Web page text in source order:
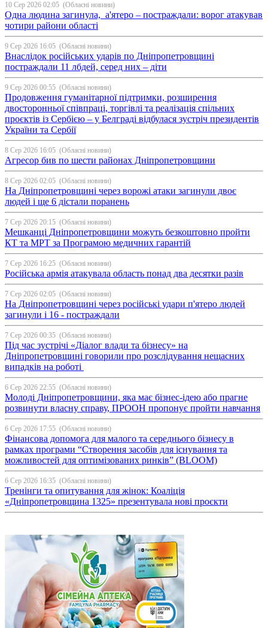
10 Сер 2026 02:05 (Обласні новини)
Одна людина загинула, а'ятеро – постраждали: ворог атакував
чотири райони області
9 Сер 2026 16:05 (Обласні новини)
Внаслідок російських ударів по Дніпропетровщині
постраждали 11 лбдей, серед них – діти
9 Сер 2026 00:55 (Обласні новини)
Продовження гуманітарної підтримки, розширення
двосторонньої співпраці, торгівлі та реалізація спільних
проєктів із Сербією – у Белграді відбулася зустріч президентів
України та Сербії
8 Сер 2026 16:05 (Обласні новини)
Агресор бив по шести районах Дніпропетровщини
8 Сер 2026 02:05 (Обласні новини)
На Дніпропетровщині через ворожі атаки загинули двоє
людей і ще 6 дістали поранень
7 Сер 2026 20:15 (Обласні новини)
Мешканці Дніпропетровщини можуть безкоштовно пройти
КТ та МРТ за Програмою медичних гарантій
7 Сер 2026 16:25 (Обласні новини)
Російська армія атакувала область понад два десятки разів
7 Сер 2026 02:05 (Обласні новини)
На Дніпропетровщині через російські удари п'ятеро людей
загинули і 16 - постраждали
7 Сер 2026 00:35 (Обласні новини)
Під час зустрічі «Діалог влади та бізнесу» на
Дніпропетровщині говорили про розслідування нещасних
випадків на роботі
6 Сер 2026 22:55 (Обласні новини)
Молоді Дніпропетровщини, яка має бізнес-ідею або прагне
розвинути власну справу, ПРООН пропонує пройти навчання
6 Сер 2026 17:55 (Обласні новини)
Фінансова допомога для малого та середнього бізнесу в
рамках програми “Створення засобів для існування та
можливостей для оптимізованих ринків” (BLOOM)
6 Сер 2026 16:35 (Обласні новини)
Тренінги та опитування для жінок: Коаліція
«Дніпропетровщина 1325» презентувала нові проєкти